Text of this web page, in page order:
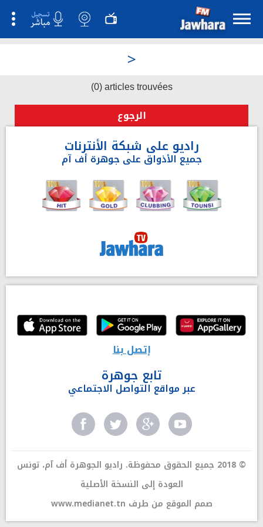
>
(0) articles trouvées
الرجوع
راديو على شبكة الأنترنات
جميع الأذواق على جوهرة أف آم
إتصل بنا
تابع جوهرة
عبر مواقع التواصل الاجتماعي
© 2018 جميع الحقوق محفوظة. راديو الجوهرة أف آم، تونس
العودة إلى النسخة الأصلية
www.medianet.tn صمم الموقع من طرف